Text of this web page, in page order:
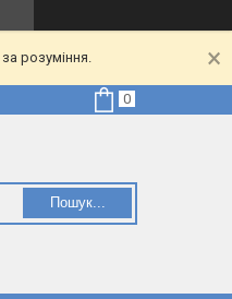
розуміння.
Пошук...